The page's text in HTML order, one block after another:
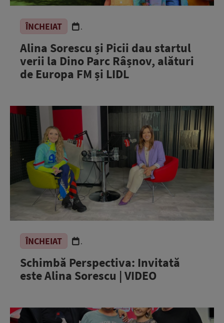
ÎNCHEIAT .
Alina Sorescu și Picii dau startul
verii la Dino Parc Râșnov, alături
de Europa FM și LIDL
ÎNCHEIAT .
Schimbă Perspectiva: Invitată
este Alina Sorescu | VIDEO